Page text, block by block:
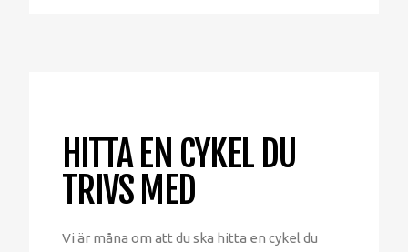
HITTA EN CYKEL DU
TRIVS MED
Vi är måna om att du ska hitta en cykel du